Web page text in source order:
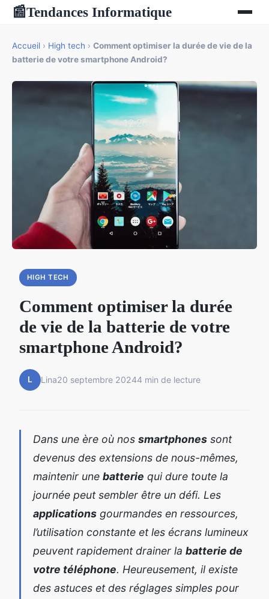
📰Tendances Informatique
Accueil › High tech › Comment optimiser la durée de vie de la
batterie de votre smartphone Android?
HIGH TECH
Comment optimiser la durée
de vie de la batterie de votre
smartphone Android?
L Lina20 septembre 20244 min de lecture
Dans une ère où nos smartphones sont
devenus des extensions de nous-mêmes,
maintenir une batterie qui dure toute la
journée peut sembler être un défi. Les
applications gourmandes en ressources,
l’utilisation constante et les écrans lumineux
peuvent rapidement drainer la batterie de
votre téléphone. Heureusement, il existe
des astuces et des réglages simples pour